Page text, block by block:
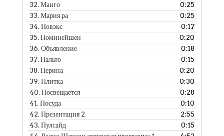
32.Манго
0:25
33.Мария ра
0:25
34.Новэкс
0:17
35.Номинейшен
0:20
36.Объявление
0:18
37.Пальто
0:15
38.Перина
0:20
39.Плитка
0:30
40.Посвещается
0:28
41.Посуда
0:10
42.Презентация 2
2:55
43.Пулсайд
0:15